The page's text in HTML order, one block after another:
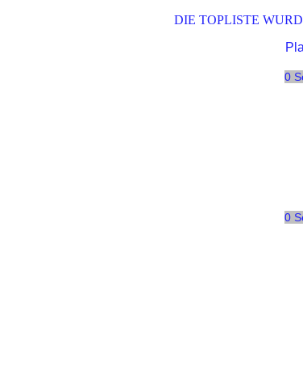
DIE TOPLISTE
0
0